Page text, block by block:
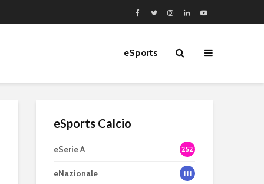
eSports
eSports Calcio
eSerie A 252
eNazionale 111